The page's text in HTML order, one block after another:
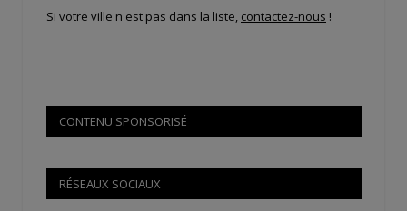
Si votre ville n'est pas dans la liste, contactez-nous !
CONTENU SPONSORISÉ
RÉSEAUX SOCIAUX